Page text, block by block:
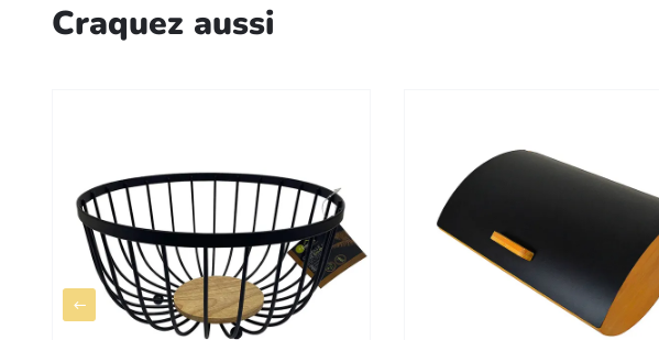
Craquez aussi